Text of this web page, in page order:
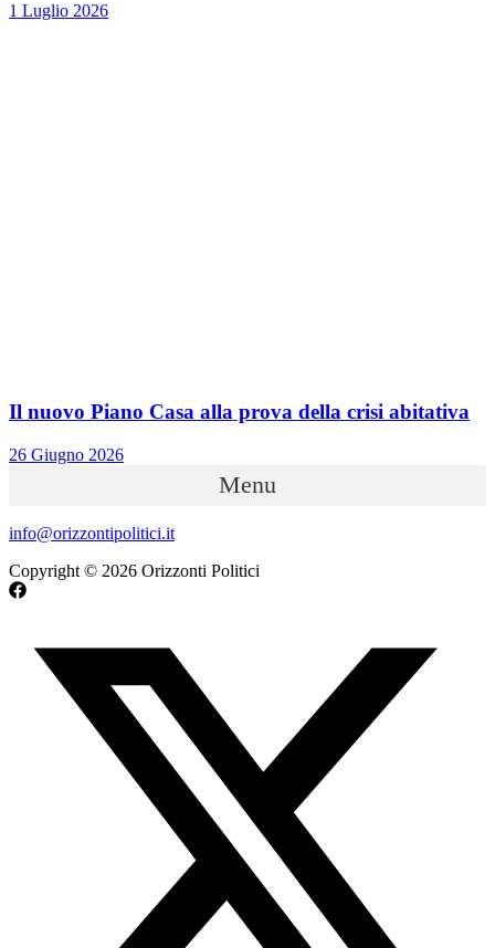
1 Luglio 2026
Il nuovo Piano Casa alla prova della crisi abitativa
26 Giugno 2026
Menu
info@orizzontipolitici.it
Copyright © 2026 Orizzonti Politici